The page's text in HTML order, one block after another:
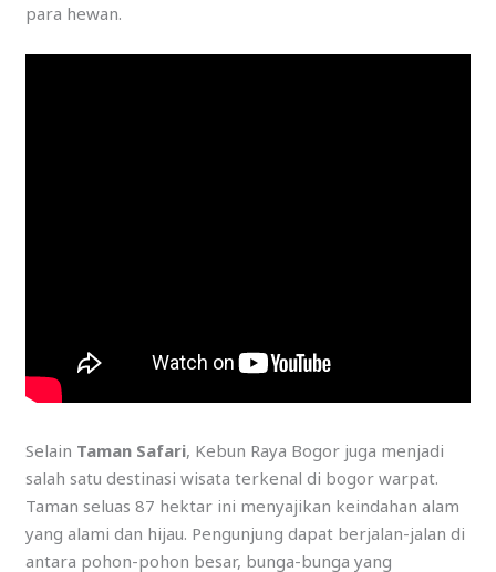
para hewan.
Selain Taman Safari, Kebun Raya Bogor juga menjadi
salah satu destinasi wisata terkenal di bogor warpat.
Taman seluas 87 hektar ini menyajikan keindahan alam
yang alami dan hijau. Pengunjung dapat berjalan-jalan di
antara pohon-pohon besar, bunga-bunga yang